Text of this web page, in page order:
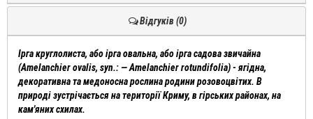
Відгуків (0)
Ірга круглолиста, або ірга овальна, або ірга садова звичайна
(Amelanchier ovalis, syn.: — Amelanchier rotundifolia) - ягідна,
декоративна та медоносна рослина родини розовоцвітих. В
природі зустрічається на території Криму, в гірських районах, на
кам'яних схилах.